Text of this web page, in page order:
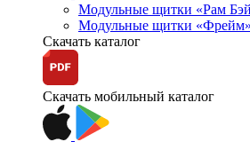
Модульные щитки «Рам
Модульные щитки
Скачать каталог
Скачать мобильный каталог